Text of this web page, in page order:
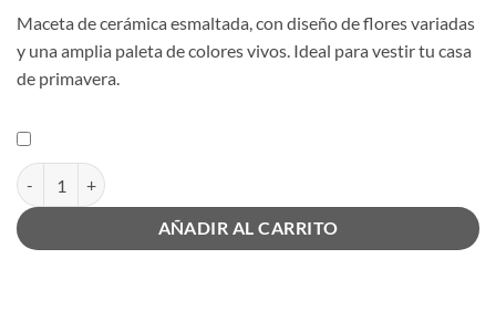
Maceta de cerámica esmaltada, con diseño de flores variadas
y una amplia paleta de colores vivos. Ideal para vestir tu casa
de primavera.
Maceta Spring pequeña cantidad
AÑADIR AL CARRITO